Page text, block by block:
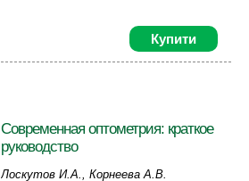
Купити
Современная оптометрия: краткое
руководство
Лоскутов И.А., Корнеева А.В.